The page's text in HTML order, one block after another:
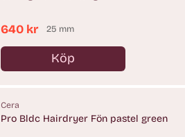
640 kr 25 mm
Köp
Antal
Cera
Pro Bldc Hairdryer Fön pastel green